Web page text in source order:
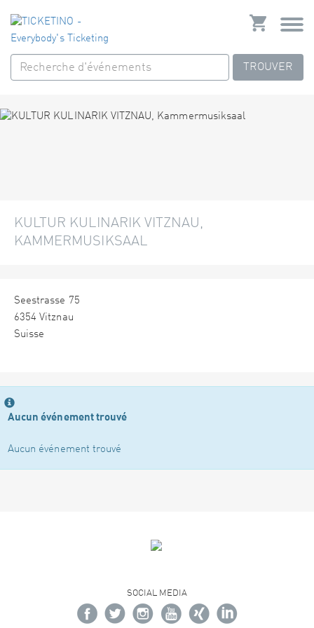
TROUVER
KULTUR KULINARIK VITZNAU,
KAMMERMUSIKSAAL
Seestrasse 75
6354 Vitznau
Suisse
Aucun événement trouvé
Aucun événement trouvé
SOCIAL MEDIA